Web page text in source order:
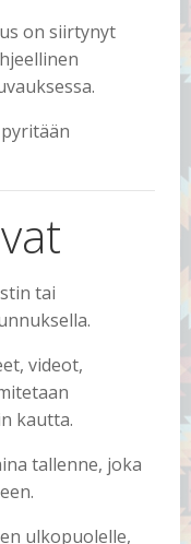
on siirtynyt
tai
videot,
kautta.
tallenne, joka
ulkopuolelle,